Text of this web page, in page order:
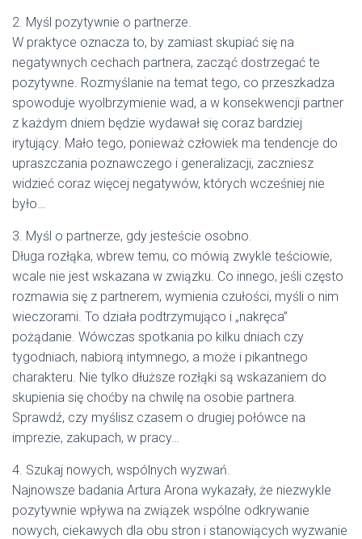
2. Myśl pozytywnie o partnerze.
W praktyce oznacza to, by zamiast skupiać się na
negatywnych cechach partnera, zacząć dostrzegać te
pozytywne. Rozmyślanie na temat tego, co przeszkadza
spowoduje wyolbrzymienie wad, a w konsekwencji partner
z każdym dniem będzie wydawał się coraz bardziej
irytujący. Mało tego, ponieważ człowiek ma tendencje do
upraszczania poznawczego i generalizacji, zaczniesz
widzieć coraz więcej negatywów, których wcześniej nie
było…
3. Myśl o partnerze, gdy jesteście osobno.
Długa rozłąka, wbrew temu, co mówią zwykle teściowie,
wcale nie jest wskazana w związku. Co innego, jeśli często
rozmawia się z partnerem, wymienia czułości, myśli o nim
wieczorami. To działa podtrzymująco i „nakręca”
pożądanie. Wówczas spotkania po kilku dniach czy
tygodniach, nabiorą intymnego, a może i pikantnego
charakteru. Nie tylko dłuższe rozłąki są wskazaniem do
skupienia się choćby na chwilę na osobie partnera.
Sprawdź, czy myślisz czasem o drugiej połówce na
imprezie, zakupach, w pracy…
4. Szukaj nowych, wspólnych wyzwań.
Najnowsze badania Artura Arona wykazały, że niezwykle
pozytywnie wpływa na związek wspólne odkrywanie
nowych, ciekawych dla obu stron i stanowiących wyzwanie